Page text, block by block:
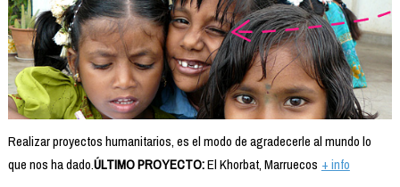
Realizar proyectos humanitarios, es el modo de agradecerle al mundo lo
que nos ha dado.ÚLTIMO PROYECTO:El Khorbat, Marruecos + info